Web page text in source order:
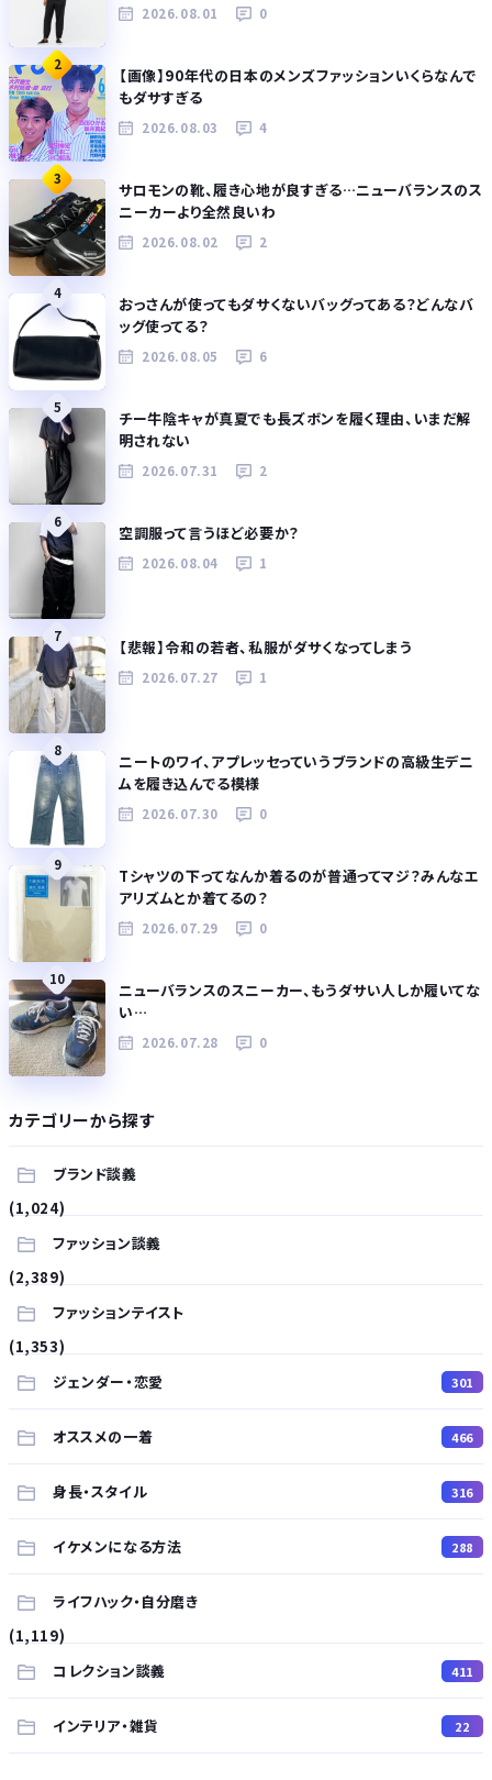
2026.08.01 0
2
【画像】90年代の日本のメンズファッションいくらなんで
もダサすぎる
2026.08.03 4
3
サロモンの靴、履き心地が良すぎる…ニューバランスのス
ニーカーより全然良いわ
2026.08.02 2
4
おっさんが使ってもダサくないバッグってある？どんなバ
ッグ使ってる？
2026.08.05 6
5
チー牛陰キャが真夏でも長ズボンを履く理由、いまだ解
明されない
2026.07.31 2
6
空調服って言うほど必要か？
2026.08.04 1
7
【悲報】令和の若者、私服がダサくなってしまう
2026.07.27 1
8
ニートのワイ、アプレッセっていうブランドの高級生デニ
ムを履き込んでる模様
2026.07.30 0
9
Tシャツの下ってなんか着るのが普通ってマジ？みんなエ
アリズムとか着てるの？
2026.07.29 0
10
ニューバランスのスニーカー、もうダサい人しか履いてな
い…
2026.07.28 0
カテゴリーから探す
ブランド談義
(1,024)
ファッション談義
(2,389)
ファッションテイスト
(1,353)
ジェンダー・恋愛
301
オススメの一着 466
身長・スタイル 316
イケメンになる方法 288
ライフハック・自分磨き
(1,119)
コレクション談義
411
インテリア・雑貨 22